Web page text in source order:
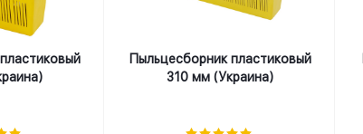
Пыльцесборник пластиковый
310 мм (Украина)